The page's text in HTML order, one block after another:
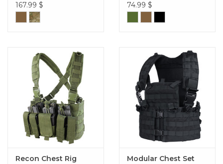
167.99 $ 74.99 $
Recon Chest Rig Modular Chest Set